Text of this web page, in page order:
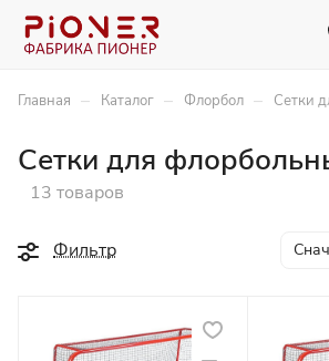
Главная – Каталог – Флорбол – Сетки
Сетки для
13 товаров
Фильтр